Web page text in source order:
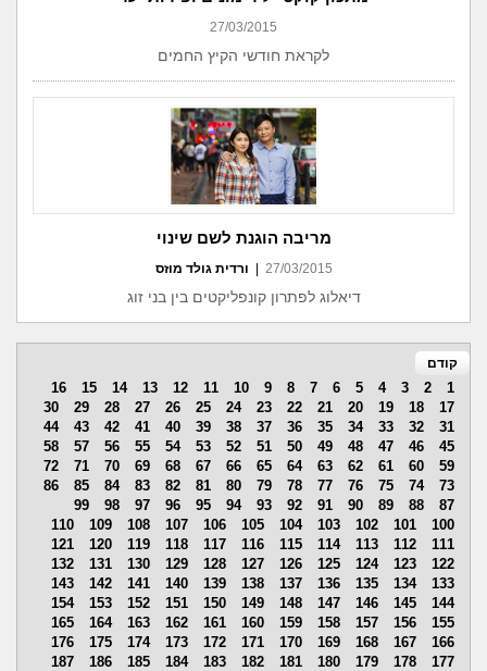
27/03/2015
לקראת חודשי הקיץ החמים
מריבה הוגנת לשם שינוי
27/03/2015 ורדית גולד מוזס
דיאלוג לפתרון קונפליקטים בין בני זוג
קודם
1
2
3
4
5
6
7
8
9
10
11
12
13
14
15
16
17
18
19
20
21
22
23
24
25
26
27
28
29
30
31
32
33
34
35
36
37
38
39
40
41
42
43
44
45
46
47
48
49
50
51
52
53
54
55
56
57
58
59
60
61
62
63
64
65
66
67
68
69
70
71
72
73
74
75
76
77
78
79
80
81
82
83
84
85
86
87
88
89
90
91
92
93
94
95
96
97
98
99
100
101
102
103
104
105
106
107
108
109
110
111
112
113
114
115
116
117
118
119
120
121
122
123
124
125
126
127
128
129
130
131
132
133
134
135
136
137
138
139
140
141
142
143
144
145
146
147
148
149
150
151
152
153
154
155
156
157
158
159
160
161
162
163
164
165
166
167
168
169
170
171
172
173
174
175
176
177
178
179
180
181
182
183
184
185
186
187